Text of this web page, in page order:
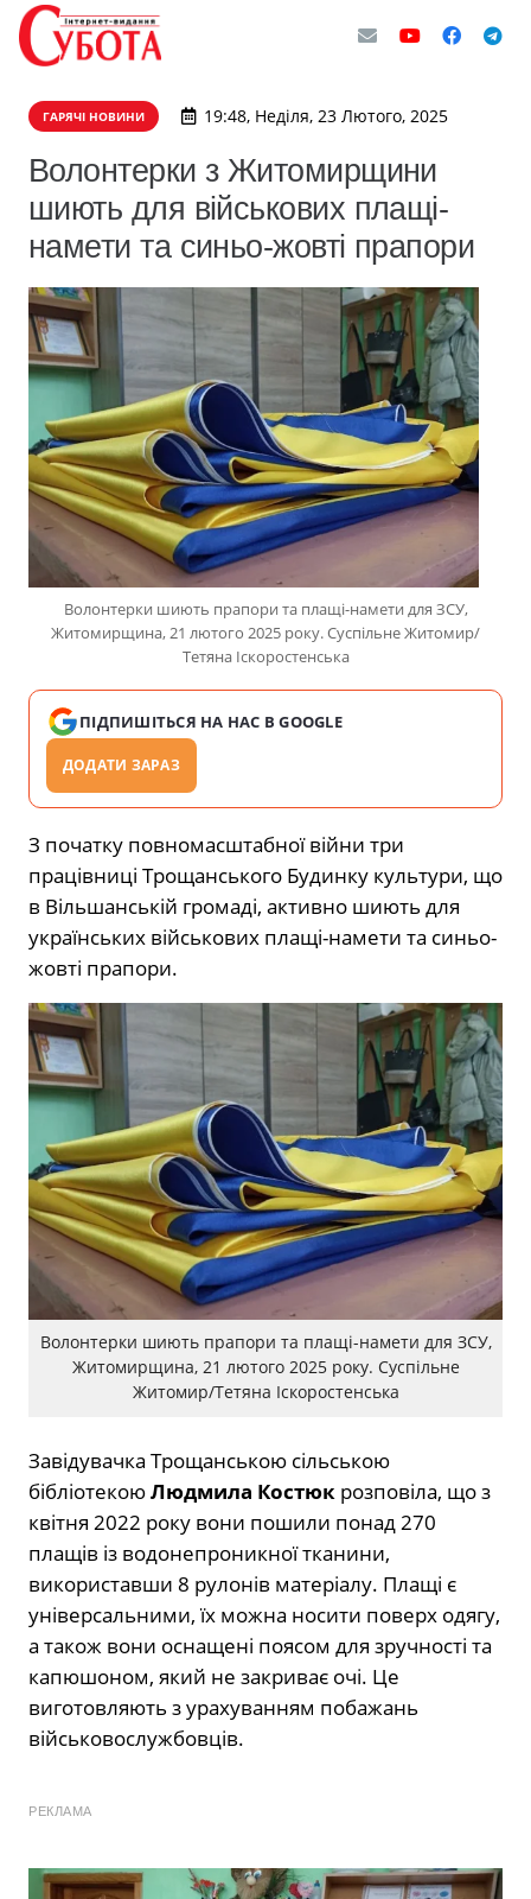
ГАРЯЧІ НОВИНИ 19:48, Неділя, 23 Лютого, 2025
Волонтерки з Житомирщини
шиють для військових плащі-
намети та синьо-жовті прапори
Волонтерки шиють прапори та плащі-намети для ЗСУ,
Житомирщина, 21 лютого 2025 року. Суспільне Житомир/
Тетяна Іскоростенська
ПІДПИШІТЬСЯ НА НАС В GOOGLE
ДОДАТИ ЗАРАЗ
З початку повномасштабної війни три
працівниці Трощанського Будинку культури, що
в Вільшанській громаді, активно шиють для
українських військових плащі-намети та синьо-
жовті прапори.
Волонтерки шиють прапори та плащі-намети для ЗСУ,
Житомирщина, 21 лютого 2025 року. Суспільне
Житомир/Тетяна Іскоростенська
Завідувачка Трощанською сільською
бібліотекоюЛюдмила Костюк розповіла, що з
квітня 2022 року вони пошили понад 270
плащів із водонепроникної тканини,
використавши 8 рулонів матеріалу. Плащі є
універсальними, їх можна носити поверх одягу,
а також вони оснащені поясом для зручності та
капюшоном, який не закриває очі. Це
виготовляють з урахуванням побажань
військовослужбовців.
РЕКЛАМА